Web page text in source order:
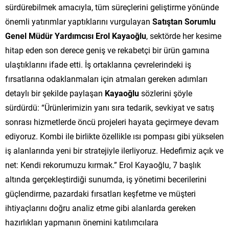
sürdürebilmek amacıyla, tüm süreçlerini geliştirme yönünde
önemli yatırımlar yaptıklarını vurgulayan Satıştan Sorumlu
Genel Müdür Yardımcısı Erol Kayaoğlu, sektörde her kesime
hitap eden son derece geniş ve rekabetçi bir ürün gamına
ulaştıklarını ifade etti. İş ortaklarına çevrelerindeki iş
fırsatlarına odaklanmaları için atmaları gereken adımları
detaylı bir şekilde paylaşan Kayaoğlusözlerini şöyle
sürdürdü: “Ürünlerimizin yanı sıra tedarik, sevkiyat ve satış
sonrası hizmetlerde öncü projeleri hayata geçirmeye devam
ediyoruz. Kombi ile birlikte özellikle ısı pompası gibi yükselen
iş alanlarında yeni bir stratejiyle ilerliyoruz. Hedefimiz açık ve
net: Kendi rekorumuzu kırmak.” Erol Kayaoğlu, 7 başlık
altında gerçekleştirdiği sunumda, iş yönetimi becerilerini
güçlendirme, pazardaki fırsatları keşfetme ve müşteri
ihtiyaçlarını doğru analiz etme gibi alanlarda gereken
hazırlıkları yapmanın önemini katılımcılara